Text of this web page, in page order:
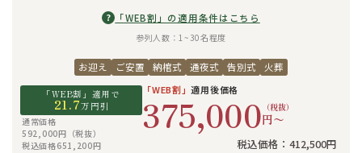
? 「WEB割」の適用条件はこちら
参列人数：1~30名程度
お迎え ご安置 納棺式 通夜式 告別式 火葬
「WEB割」適用で
21.7万円引
通常価格
592,000円（税抜）
税込価格651,200円
「WEB割」適用後価格
375,000 （税抜）
円〜
税込価格：412,500円